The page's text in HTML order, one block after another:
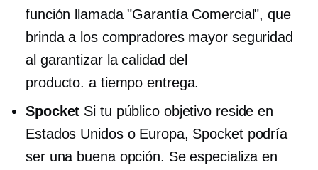
función llamada "Garantía Comercial", que
brinda a los compradores mayor seguridad
al garantizar la calidad del
producto.a tiempo entrega.
Spocket Si tu público objetivo reside en
Estados Unidos o Europa, Spocket podría
ser una buena opción. Se especializa en